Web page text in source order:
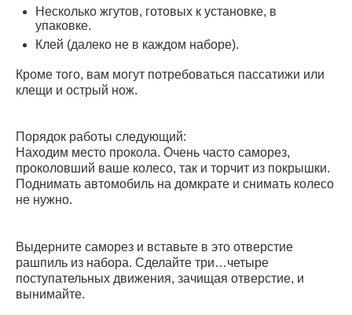
Несколько жгутов, готовых к установке, в
упаковке.
Клей (далеко не в каждом наборе).
Кроме того, вам могут потребоваться пассатижи или
клещи и острый нож.
Порядок работы следующий:
Находим место прокола. Очень часто саморез,
проколовший ваше колесо, так и торчит из покрышки.
Поднимать автомобиль на домкрате и снимать колесо
не нужно.
Выдерните саморез и вставьте в это отверстие
рашпиль из набора. Сделайте три…четыре
поступательных движения, зачищая отверстие, и
вынимайте.